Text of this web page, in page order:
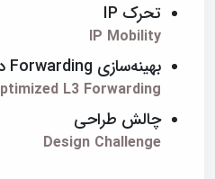
تحرک IP
IP Mobility
بهینه‌سازی Forwarding در L3
Optimized L3 Forwarding
چالش طراحی
Design Challenge